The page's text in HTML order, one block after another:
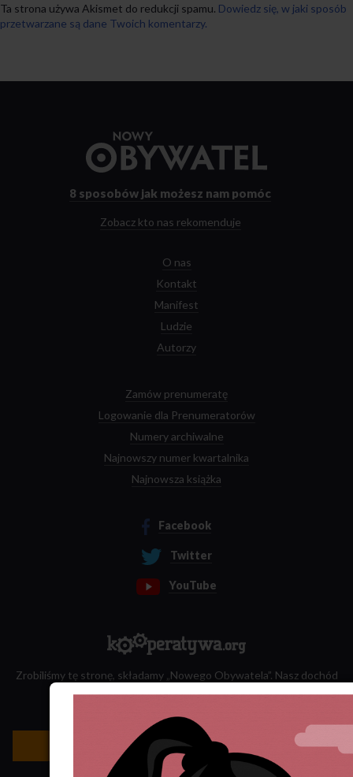
Ta strona używa Akismet do redukcji spamu. Dowiedz się, w jaki sposób
przetwarzane są dane Twoich komentarzy.
strony
8 sposobów jak możesz nam pomóc
Zobacz kto nas rekomenduje
O nas
Kontakt
Manifest
Ludzie
Autorzy
Zamów prenumeratę
Logowanie dla Prenumeratorów
Numery archiwalne
Najnowszy numer kwartalnika
Najnowsza książka
Facebook
Twitter
YouTube
Zrobiliśmy tę stronę, składamy „Nowego Obywatela”. Nasz dochód
Newsletter »